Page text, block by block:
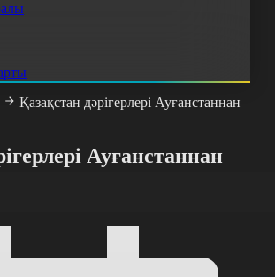
Қазақстан дәрігерлері Ауғанстаннан
Ауғанстаннан